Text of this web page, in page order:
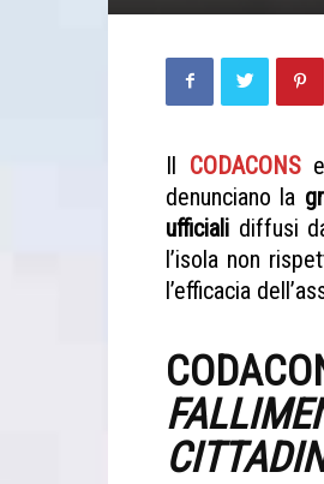
Il CODACONSe
denunciano la
ufficiali diffusi
l’isola non
l’efficacia